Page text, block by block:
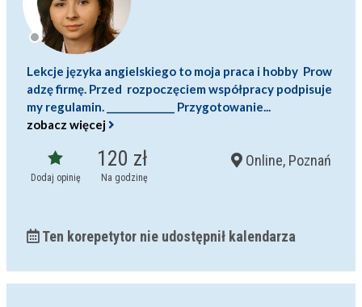
Lekcje języka angielskiego to moja praca i hobby Prow
adzę firmę. Przed rozpoczęciem współpracy podpisuje
my regulamin. ______________ Przygotowanie...
zobacz więcej
Dodaj opinię
120 zł
Na godzinę
Online, Poznań
Ten korepetytor nie udostępnił kalendarza